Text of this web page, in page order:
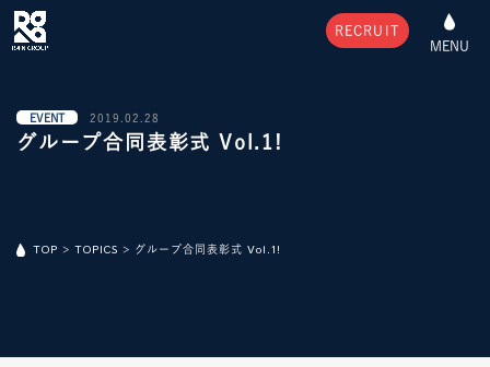
MENU
RECRUIT
EVENT 2019.02.28
グループ合同表彰式 Vol.1!
TOP > TOPICS > グループ合同表彰式 Vol.1!